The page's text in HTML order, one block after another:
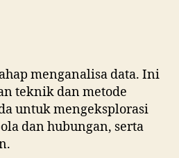
menganalisa data. Ini
teknik dan metode
untuk mengeksplorasi
dan hubungan, serta